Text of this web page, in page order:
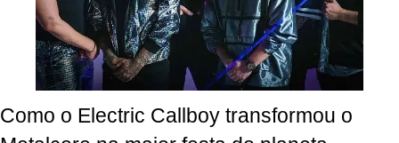
Como o Electric Callboy transformou o